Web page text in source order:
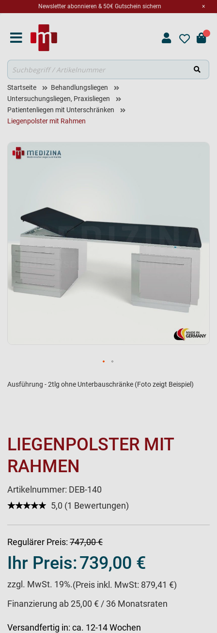
×
Newsletter abonnieren & 50€ Gutschein sichern
Suche
Startseite
Behandlungsliegen
Untersuchungsliegen, Praxisliegen
Patientenliegen mit Unterschränken
Liegenpolster mit Rahmen
Ausführung - 2tlg ohne Unterbauschränke (Foto zeigt Beispiel)
LIEGENPOLSTER MIT
RAHMEN
Artikelnummer: DEB-140
★★★★★
☆☆☆☆☆ 5,0 (1 Bewertungen)
Regulärer Preis: 747,00 €
Ihr Preis:739,00 €
zzgl. MwSt. 19%.(Preis inkl. MwSt: 879,41 €)
Finanzierung ab 25,00 € / 36 Monatsraten
Versandfertig in: ca. 12-14 Wochen